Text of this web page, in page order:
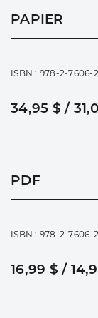
PAPIER
ISBN : 978-2-7606-
34,95 $ /
PDF
ISBN : 978-2-7606-
16,99 $ /